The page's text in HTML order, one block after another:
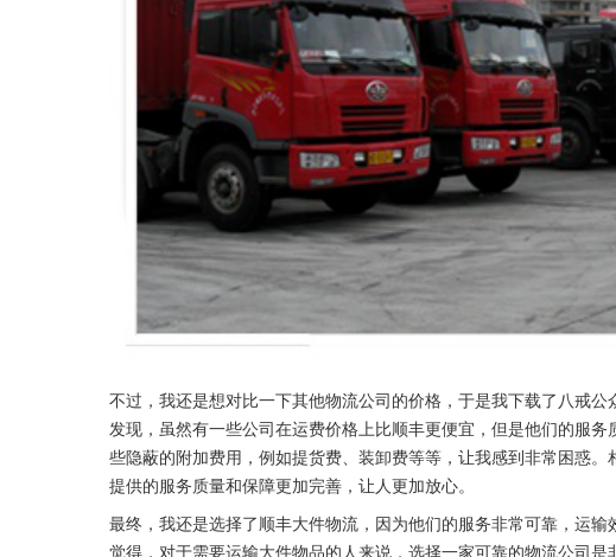
不过，我还是想对比一下其他物流公司的价格，于是我下载了八戒公
发现，虽然有一些公司在运费价格上比顺丰更便宜，但是他们的服
些隐蔽的附加费用，例如提货费、装卸费等等，让我感到非常困惑
提供的服务质量和保障更加完善，让人更加放心。
最终，我还是选择了顺丰大件物流，因为他们的服务非常可靠，运
觉得，对于需要运输大件物品的人来说，选择一家可靠的物流公司